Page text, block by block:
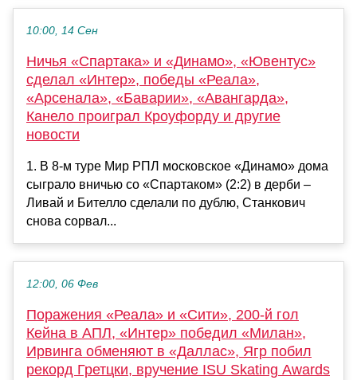
10:00, 14 Сен
Ничья «Спартака» и «Динамо», «Ювентус»
сделал «Интер», победы «Реала»,
«Арсенала», «Баварии», «Авангарда»,
Канело проиграл Кроуфорду и другие
новости
1. В 8-м туре Мир РПЛ московское «Динамо» дома
сыграло вничью со «Спартаком» (2:2) в дерби –
Ливай и Бителло сделали по дублю, Станкович
снова сорвал...
12:00, 06 Фев
Поражения «Реала» и «Сити», 200-й гол
Кейна в АПЛ, «Интер» победил «Милан»,
Ирвинга обменяют в «Даллас», Ягр побил
рекорд Гретцки, вручение ISU Skating Awards